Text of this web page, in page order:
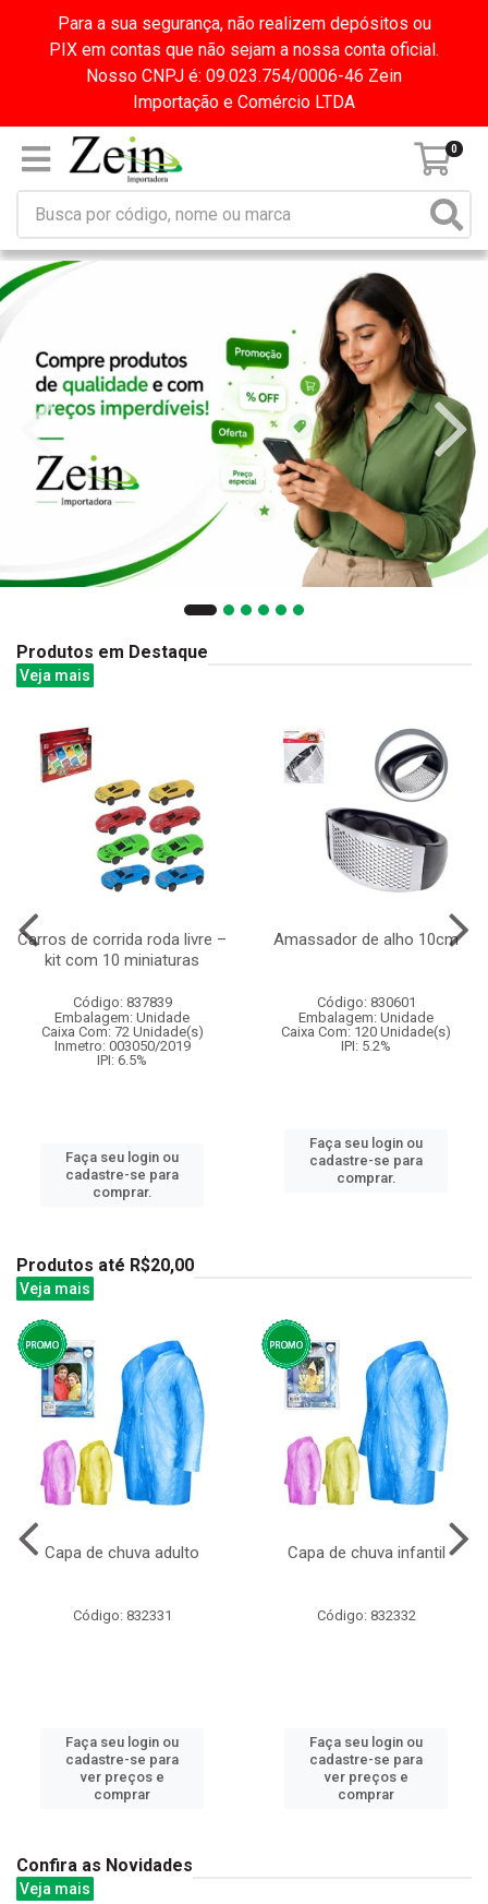
Para a sua segurança, não realizem depósitos ou
PIX em contas que não sejam a nossa conta oficial.
Nosso CNPJ é: 09.023.754/0006-46 Zein
Importação e Comércio LTDA
0
Produtos em Destaque
Veja mais
Carros de corrida roda livre –
kit com 10 miniaturas
Código: 837839
Embalagem: Unidade
Caixa Com: 72 Unidade(s)
Inmetro: 003050/2019
IPI: 6.5%
Faça seu login ou
cadastre-se para
comprar.
Amassador de alho 10cm
Código: 830601
Embalagem: Unidade
Caixa Com: 120 Unidade(s)
IPI: 5.2%
Faça seu login ou
cadastre-se para
comprar.
Produtos até R$20,00
Veja mais
Capa de chuva adulto
Código: 832331
Faça seu login ou
cadastre-se para
ver preços e
comprar
Capa de chuva infantil
Código: 832332
Faça seu login ou
cadastre-se para
ver preços e
comprar
Confira as Novidades
Veja mais